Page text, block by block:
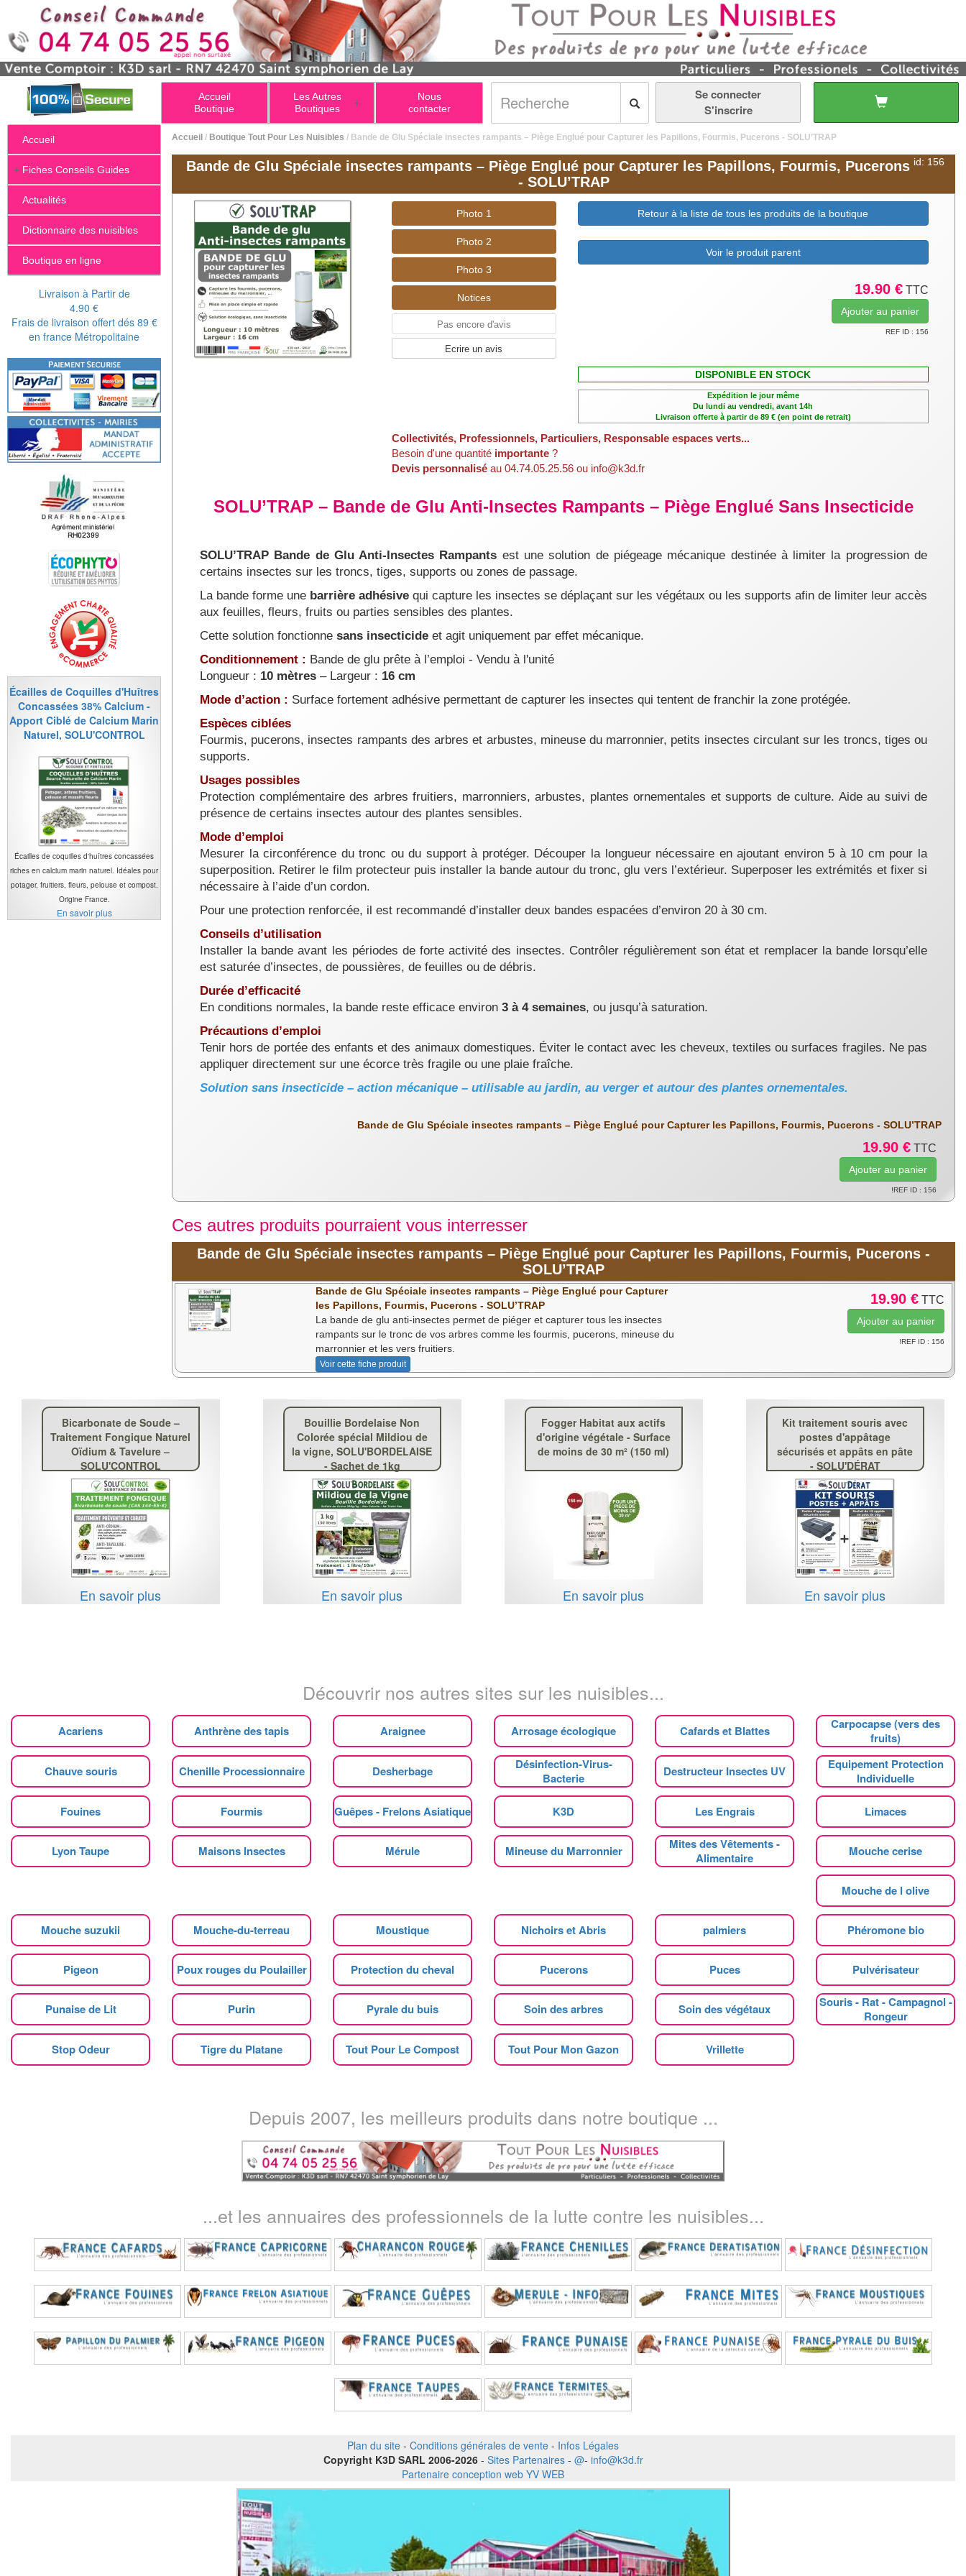
Accueil
Boutique
+
Les Autres
Boutiques
Nous
contacter
Se connecter
S'inscrire
Accueil
+ Fiches Conseils Guides
Actualités
Dictionnaire des nuisibles
Boutique en ligne
Livraison à Partir de
4.90 €
Frais de livraison offert dés 89 €
en france Métropolitaine
Écailles de Coquilles d'Huîtres
Concassées 38% Calcium -
Apport Ciblé de Calcium Marin
Naturel, SOLU'CONTROL
Écailles de coquilles d'huîtres concassées
riches en calcium marin naturel. Idéales pour
potager, fruitiers, fleurs, pelouse et compost.
Origine France.
En savoir plus
Accueil / Boutique Tout Pour Les Nuisibles / Bande de Glu Spéciale insectes rampants – Piège Englué pour Capturer les Papillons, Fourmis, Pucerons - SOLU’TRAP
id: 156
Bande de Glu Spéciale insectes rampants – Piège Englué pour Capturer les Papillons, Fourmis, Pucerons
- SOLU’TRAP
Photo 1
Photo 2
Photo 3
Notices
Pas encore d'avis
Ecrire un avis
Retour à la liste de tous les produits de la boutique
Voir le produit parent
19.90 €TTC
REF ID : 156
DISPONIBLE EN STOCK
Expédition le jour même
Du lundi au vendredi, avant 14h
Livraison offerte à partir de 89 € (en point de retrait)
Collectivités, Professionnels, Particuliers, Responsable espaces verts...
Besoin d'une quantité importante ?
Devis personnalisé au 04.74.05.25.56 ou info@k3d.fr
SOLU’TRAP – Bande de Glu Anti-Insectes Rampants – Piège Englué Sans Insecticide
SOLU’TRAP Bande de Glu Anti-Insectes Rampants est une solution de piégeage mécanique destinée à limiter la progression de
certains insectes sur les troncs, tiges, supports ou zones de passage.
La bande forme une barrière adhésive qui capture les insectes se déplaçant sur les végétaux ou les supports afin de limiter leur accès
aux feuilles, fleurs, fruits ou parties sensibles des plantes.
Cette solution fonctionne sans insecticide et agit uniquement par effet mécanique.
Conditionnement : Bande de glu prête à l’emploi - Vendu à l'unité
Longueur : 10 mètres – Largeur : 16 cm
Mode d’action : Surface fortement adhésive permettant de capturer les insectes qui tentent de franchir la zone protégée.
Espèces ciblées
Fourmis, pucerons, insectes rampants des arbres et arbustes, mineuse du marronnier, petits insectes circulant sur les troncs, tiges ou
supports.
Usages possibles
Protection complémentaire des arbres fruitiers, marronniers, arbustes, plantes ornementales et supports de culture. Aide au suivi de
présence de certains insectes autour des plantes sensibles.
Mode d’emploi
Mesurer la circonférence du tronc ou du support à protéger. Découper la longueur nécessaire en ajoutant environ 5 à 10 cm pour la
superposition. Retirer le film protecteur puis installer la bande autour du tronc, glu vers l’extérieur. Superposer les extrémités et fixer si
nécessaire à l’aide d’un cordon.
Pour une protection renforcée, il est recommandé d’installer deux bandes espacées d’environ 20 à 30 cm.
Conseils d’utilisation
Installer la bande avant les périodes de forte activité des insectes. Contrôler régulièrement son état et remplacer la bande lorsqu’elle
est saturée d’insectes, de poussières, de feuilles ou de débris.
Durée d’efficacité
En conditions normales, la bande reste efficace environ 3 à 4 semaines, ou jusqu’à saturation.
Précautions d’emploi
Tenir hors de portée des enfants et des animaux domestiques. Éviter le contact avec les cheveux, textiles ou surfaces fragiles. Ne pas
appliquer directement sur une écorce très fragile ou une plaie fraîche.
Solution sans insecticide – action mécanique – utilisable au jardin, au verger et autour des plantes ornementales.
Bande de Glu Spéciale insectes rampants – Piège Englué pour Capturer les Papillons, Fourmis, Pucerons - SOLU’TRAP
19.90 € TTC
!REF ID : 156
Ces autres produits pourraient vous interresser
Bande de Glu Spéciale insectes rampants – Piège Englué pour Capturer les Papillons, Fourmis, Pucerons -
SOLU’TRAP
Bande de Glu Spéciale insectes rampants – Piège Englué pour Capturer
les Papillons, Fourmis, Pucerons - SOLU’TRAP
La bande de glu anti-insectes permet de piéger et capturer tous les insectes
rampants sur le tronc de vos arbres comme les fourmis, pucerons, mineuse du
marronnier et les vers fruitiers.
Voir cette fiche produit
19.90 € TTC
!REF ID : 156
Bicarbonate de Soude –
Traitement Fongique Naturel
Oïdium & Tavelure –
SOLU'CONTROL
En savoir plus
Bouillie Bordelaise Non
Colorée spécial Mildiou de
la vigne, SOLU'BORDELAISE
- Sachet de 1kg
En savoir plus
Fogger Habitat aux actifs
d'origine végétale - Surface
de moins de 30 m² (150 ml)
En savoir plus
Kit traitement souris avec
postes d'appâtage
sécurisés et appâts en pâte
- SOLU'DÉRAT
En savoir plus
Découvrir nos autres sites sur les nuisibles...
Acariens Anthrène des tapis Araignee Arrosage écologique Cafards et Blattes
Carpocapse (vers des
fruits)
Chauve souris Chenille Processionnaire Desherbage
Désinfection-Virus-
Bacterie
Destructeur Insectes UV
Equipement Protection
Individuelle
Fouines Fourmis Guêpes - Frelons Asiatique K3D Les Engrais Limaces
Lyon Taupe Maisons Insectes Mérule Mineuse du Marronnier
Mites des Vêtements -
Alimentaire
Mouche cerise
Mouche de l olive
Mouche suzukii Mouche-du-terreau Moustique Nichoirs et Abris palmiers Phéromone bio
Pigeon Poux rouges du Poulailler Protection du cheval Pucerons Puces Pulvérisateur
Punaise de Lit Purin Pyrale du buis Soin des arbres Soin des végétaux
Souris - Rat - Campagnol -
Rongeur
Stop Odeur Tigre du Platane Tout Pour Le Compost Tout Pour Mon Gazon Vrillette
Depuis 2007, les meilleurs produits dans notre boutique ...
...et les annuaires des professionnels de la lutte contre les nuisibles...
Plan du site - Conditions générales de vente - Infos Légales
Copyright K3D SARL 2006-2026 - Sites Partenaires- @- info@k3d.fr
Partenaire conception web YV WEB